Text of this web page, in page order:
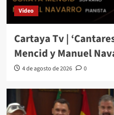
Video
Cartaya Tv |
Mencid y Manuel
4 de agosto de 2026 0